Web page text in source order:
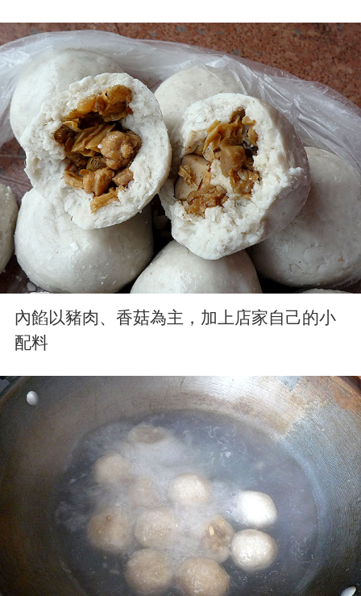
內餡以豬肉、香菇為主，加上店家自己的小
配料